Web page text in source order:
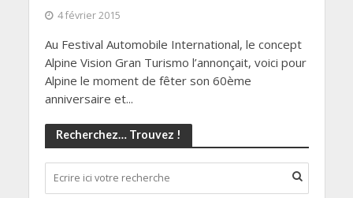
4 février 2015
Au Festival Automobile International, le concept
Alpine Vision Gran Turismo l’annonçait, voici pour
Alpine le moment de fêter son 60ème
anniversaire et...
Recherchez… Trouvez !